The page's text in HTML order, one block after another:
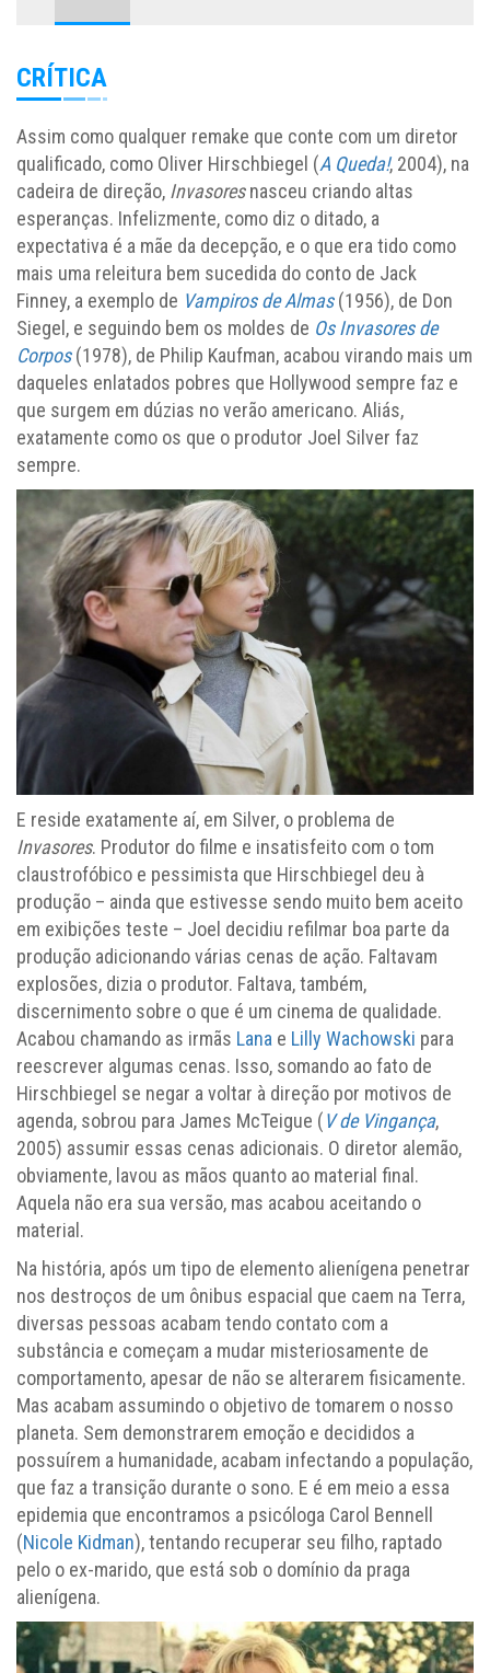
CRÍTICA
Assim como qualquer remake que conte com um diretor
qualificado, como Oliver Hirschbiegel (A Queda!, 2004), na
cadeira de direção, Invasoresnasceu criando altas
esperanças. Infelizmente, como diz o ditado, a
expectativa é a mãe da decepção, e o que era tido como
mais uma releitura bem sucedida do conto de Jack
Finney, a exemplo de Vampiros de Almas(1956), de Don
Siegel, e seguindo bem os moldes de Os Invasores de
Corpos(1978), de Philip Kaufman, acabou virando mais um
daqueles enlatados pobres que Hollywood sempre faz e
que surgem em dúzias no verão americano. Aliás,
exatamente como os que o produtor Joel Silver faz
sempre.
E reside exatamente aí, em Silver, o problema de
Invasores. Produtor do filme e insatisfeito com o tom
claustrofóbico e pessimista que Hirschbiegel deu à
produção – ainda que estivesse sendo muito bem aceito
em exibições teste – Joel decidiu refilmar boa parte da
produção adicionando várias cenas de ação. Faltavam
explosões, dizia o produtor. Faltava, também,
discernimento sobre o que é um cinema de qualidade.
Acabou chamando as irmãs Lana e Lilly Wachowski para
reescrever algumas cenas. Isso, somando ao fato de
Hirschbiegel se negar a voltar à direção por motivos de
agenda, sobrou para James McTeigue (V de Vingança,
2005) assumir essas cenas adicionais. O diretor alemão,
obviamente, lavou as mãos quanto ao material final.
Aquela não era sua versão, mas acabou aceitando o
material.
Na história, após um tipo de elemento alienígena penetrar
nos destroços de um ônibus espacial que caem na Terra,
diversas pessoas acabam tendo contato com a
substância e começam a mudar misteriosamente de
comportamento, apesar de não se alterarem fisicamente.
Mas acabam assumindo o objetivo de tomarem o nosso
planeta. Sem demonstrarem emoção e decididos a
possuírem a humanidade, acabam infectando a população,
que faz a transição durante o sono. E é em meio a essa
epidemia que encontramos a psicóloga Carol Bennell
(Nicole Kidman), tentando recuperar seu filho, raptado
pelo o ex-marido, que está sob o domínio da praga
alienígena.